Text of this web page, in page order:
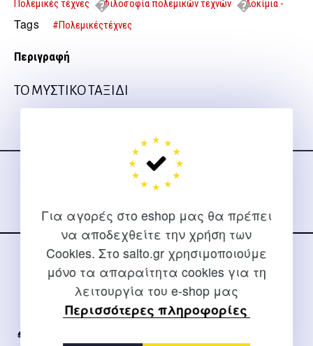
Για αγορές στο eshop μας θα πρέπει
να αποδεχθείτε την χρήση των
Cookies. Στο salto.gr χρησιμοποιούμε
μόνο τα απαραίτητα cookies για τη
λειτουργία του e-shop μας
Περισσότερες πληροφορίες
Πολεμικές τέχνες Φιλοσοφία πολεμικών τεχνών
Δοκίμια -
Μελέτες
ΤΟ ΜΥΣΤΙΚΟ ΤΑΞΙΔΙ
Tags #Πολεμικέςτέχνες
Περιγραφή
ΤΟ ΜΥΣΤΙΚΟ ΤΑΞΙΔΙ
Ακολουθήστε μας
στα social media
ΕΠΙΚΟΙΝΩΝΊΑ
Για διευκρινίσεις και υποστήριξη παραγγελιών μέσω του